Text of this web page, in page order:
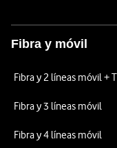
Fibra y móvil
Fibra y 2 líneas móvil +
Fibra y 3 líneas móvil
Fibra y 4 líneas móvil